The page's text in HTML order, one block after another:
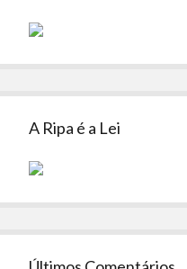
A Ripa é a Lei